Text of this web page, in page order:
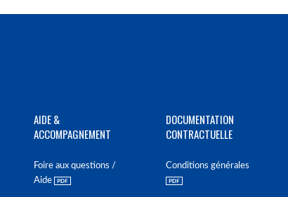
AIDE &
ACCOMPAGNEMENT
Foire aux questions /
Aide
DOCUMENTATION
CONTRACTUELLE
Conditions générales